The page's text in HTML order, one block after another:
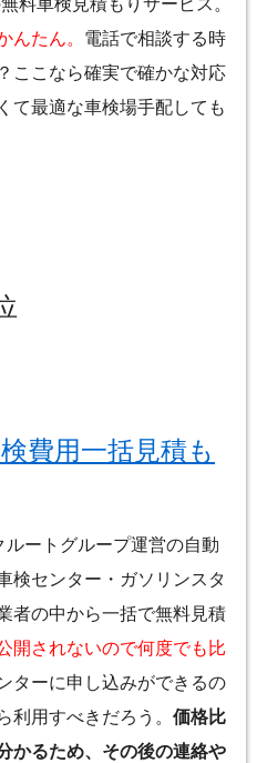
料車検見積もりサービス。
んたん。 電話で相談する時
ここなら確実で確かな対応
て最適な車検場手配しても
費用一括見積も
ートグループ運営の自動
検センター・ガソリンスタ
者の中から一括で無料見積
開されないので何度でも比
ターに申し込みができるの
利用すべきだろう。 価格比
かるため、その後の連絡や